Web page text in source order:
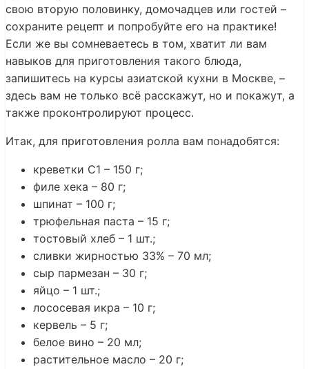
свою вторую половинку, домочадцев или гостей –
сохраните рецепт и попробуйте его на практике!
Если же вы сомневаетесь в том, хватит ли вам
навыков для приготовления такого блюда,
запишитесь на курсы азиатской кухни в Москве, –
здесь вам не только всё расскажут, но и покажут, а
также проконтролируют процесс.
Итак, для приготовления ролла вам понадобятся:
креветки С1 – 150 г;
филе хека – 80 г;
шпинат – 100 г;
трюфельная паста – 15 г;
тостовый хлеб – 1 шт.;
сливки жирностью 33% – 70 мл;
сыр пармезан – 30 г;
яйцо – 1 шт.;
лососевая икра – 10 г;
кервель – 5 г;
белое вино – 20 мл;
растительное масло – 20 г;